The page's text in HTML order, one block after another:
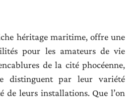
héritage maritime, offre une
pour les amateurs de vie
de la cité phocéenne,
distinguent par leur variété
de leurs installations. Que l’on